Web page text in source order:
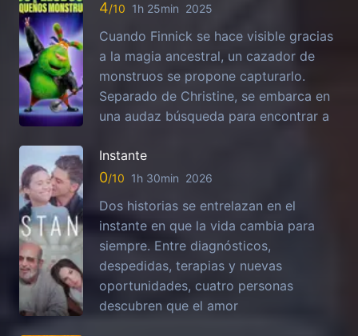
4 1h 25min 2025
Cuando Finnick se hace visible gracias
a la magia ancestral, un cazador de
monstruos se propone capturarlo.
Separado de Christine, se embarca en
una audaz búsqueda para encontrar a
Instante
0 1h 30min 2026
Dos historias se entrelazan en el
instante en que la vida cambia para
siempre. Entre diagnósticos,
despedidas, terapias y nuevas
oportunidades, cuatro personas
descubren que el amor